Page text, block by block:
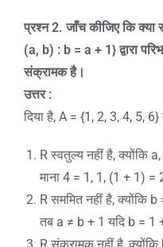
प्रश्न 2. जाँच कीजिए कि क्या
(a, b) : b = a + 1}द्वारा
संक्रामक है।
उत्तर :
दिया है, A = {1, 2, 3, 4, 5,
R स्वतुल्य नहीं है, क्योंकि
माना 4 = 1, 1, (1 + 1) =
R सममित नहीं है, क्योंकि b
तब a ≠ b + 1 यदि b = 1